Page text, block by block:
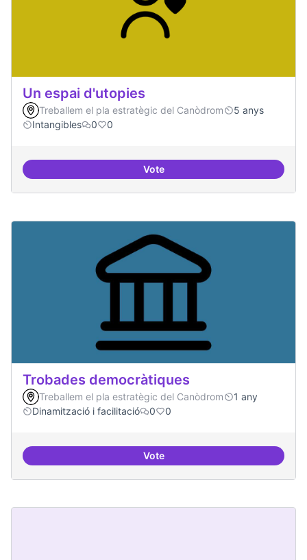
Un espai d'utopies
Treballem el pla estratègic del Canòdrom
5 anys
Intangibles
0 0
VoteUn espai d'utopies
Trobades democràtiques
Treballem el pla estratègic del Canòdrom
1 any
Dinamització i facilitació
0 0
VoteTrobades democràtiques